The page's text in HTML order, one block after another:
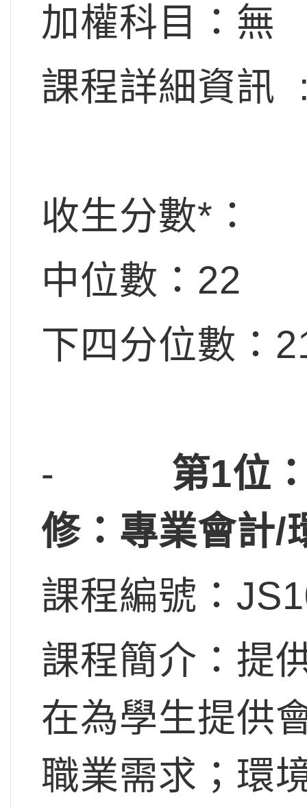
加權科目：無
課程詳細資訊
收生分數*：
中位數：22
下四分位數：
- 第1位
修：專業會計/
課程編號：
課程簡介：提
在為學生提供
職業需求；環